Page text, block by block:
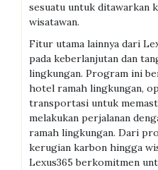
sesuatu untuk ditawarkan
wisatawan.
Fitur utama lainnya dari
pada keberlanjutan dan
lingkungan. Program ini
hotel ramah lingkungan,
transportasi untuk
melakukan perjalanan
ramah lingkungan. Dari
kerugian karbon hingga
Lexus365 berkomitmen